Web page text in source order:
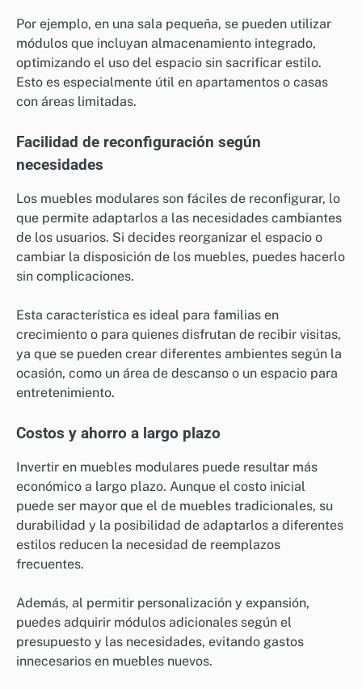
Por ejemplo, en una sala pequeña, se pueden utilizar
módulos que incluyan almacenamiento integrado,
optimizando el uso del espacio sin sacrificar estilo.
Esto es especialmente útil en apartamentos o casas
con áreas limitadas.
Facilidad de reconfiguración según
necesidades
Los muebles modulares son fáciles de reconfigurar, lo
que permite adaptarlos a las necesidades cambiantes
de los usuarios. Si decides reorganizar el espacio o
cambiar la disposición de los muebles, puedes hacerlo
sin complicaciones.
Esta característica es ideal para familias en
crecimiento o para quienes disfrutan de recibir visitas,
ya que se pueden crear diferentes ambientes según la
ocasión, como un área de descanso o un espacio para
entretenimiento.
Costos y ahorro a largo plazo
Invertir en muebles modulares puede resultar más
económico a largo plazo. Aunque el costo inicial
puede ser mayor que el de muebles tradicionales, su
durabilidad y la posibilidad de adaptarlos a diferentes
estilos reducen la necesidad de reemplazos
frecuentes.
Además, al permitir personalización y expansión,
puedes adquirir módulos adicionales según el
presupuesto y las necesidades, evitando gastos
innecesarios en muebles nuevos.